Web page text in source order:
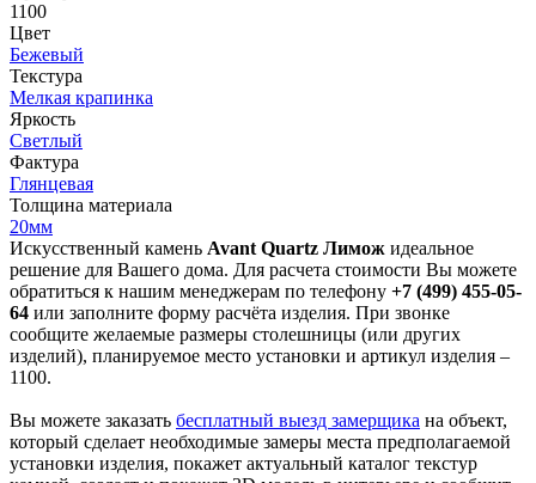
1100
Цвет
Бежевый
Текстура
Мелкая крапинка
Яркость
Светлый
Фактура
Глянцевая
Толщина материала
20мм
Искусственный камень Avant Quartz Лимож идеальное
решение для Вашего дома. Для расчета стоимости Вы можете
обратиться к нашим менеджерам по телефону +7 (499) 455-05-
64 или заполните форму расчёта изделия. При звонке
сообщите желаемые размеры столешницы (или других
изделий), планируемое место установки и артикул изделия –
1100.
Вы можете заказать бесплатный выезд замерщика на объект,
который сделает необходимые замеры места предполагаемой
установки изделия, покажет актуальный каталог текстур